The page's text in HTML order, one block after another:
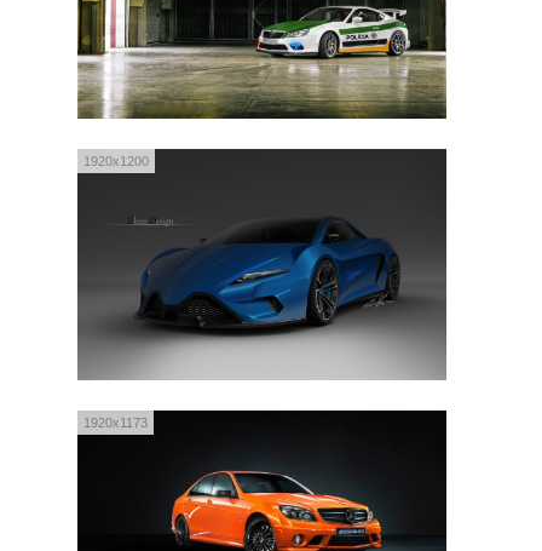
1920x1200
1920x1173